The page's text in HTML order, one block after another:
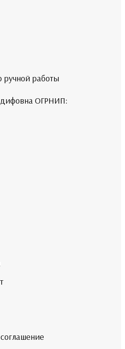
ручной работы
ОГРНИП: